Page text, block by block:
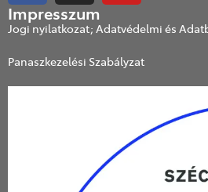
Impresszum
Jogi nyilatkozat; Adatvédelmi és
Panaszkezelési Szabályzat